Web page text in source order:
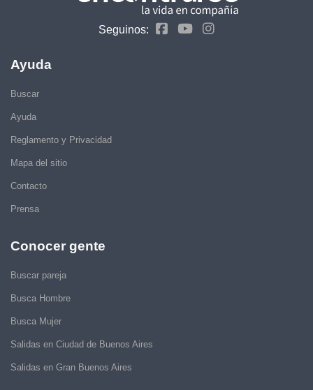
Seguinos:
Ayuda
Buscar
Ayuda
Reglamento y Privacidad
Mapa del sitio
Contacto
Prensa
Conocer gente
Buscar pareja
Busca Hombre
Busca Mujer
Salidas en Ciudad de Buenos Aires
Salidas en Gran Buenos Aires